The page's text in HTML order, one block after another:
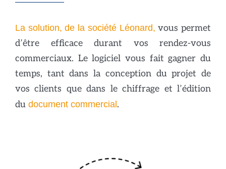
La solution, de la société Léonard, vous permet
d’être efficace durant vos rendez-vous
commerciaux. Le logiciel vous fait gagner du
temps, tant dans la conception du projet de
vos clients que dans le chiffrage et l’édition
du document commercial.